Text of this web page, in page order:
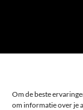
Om de beste
om informatie over je
0541